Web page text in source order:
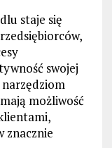
staje się
swojej
możliwość
znacznie